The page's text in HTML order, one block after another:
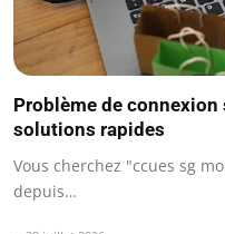
Problème de connexion
solutions rapides
Vous cherchez "ccues sg
depuis…